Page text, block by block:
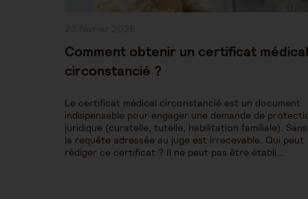
Comment obtenir un certificat médical
circonstancié ?
Le certificat médical circonstancié est un document
indispensable pour engager une demande de
juridique (curatelle, tutelle, habilitation familiale).
la requête adressée au juge est irrecevable. Qui peut
rédiger ce certificat ? Il ne peut pas être établi…